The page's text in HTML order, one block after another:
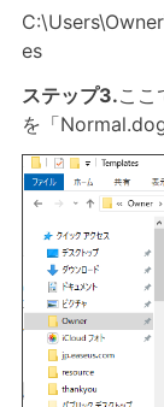
es
ステップ3.こ
を「